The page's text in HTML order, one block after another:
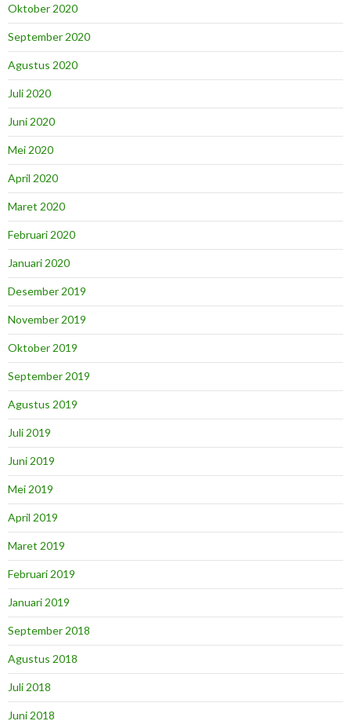
Oktober 2020
September 2020
Agustus 2020
Juli 2020
Juni 2020
Mei 2020
April 2020
Maret 2020
Februari 2020
Januari 2020
Desember 2019
November 2019
Oktober 2019
September 2019
Agustus 2019
Juli 2019
Juni 2019
Mei 2019
April 2019
Maret 2019
Februari 2019
Januari 2019
September 2018
Agustus 2018
Juli 2018
Juni 2018